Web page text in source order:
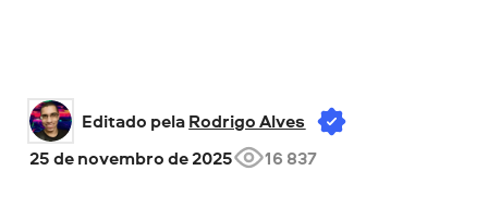
Editado pela Rodrigo Alves
25 de novembro de 2025
16 837